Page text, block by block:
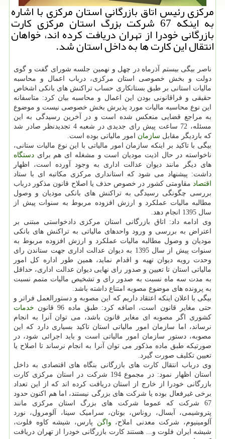
مرکزی رئیس اتاق بازرگانی استان مرکزی با اشاره
به اینکه 67 شرکت بزرگ استان مرکزی کارت
بازرگانی خودرا از تهران دریافت کرده اند، خواهان
انتقال این کارت ها به داخل استان شد.
ناصر بیگی بیستم آذرماه در چهل و نهمین جلسه شورای گفت و گوی
دولت و بخش خصوصی استان مرکزی، درباب اعمال و محاسبه
مالیات استانی بر طبق بستانکاری حساب تراکنش های بانکی اشخاص
حقیقی و فراقانونی بودن این اعمال و محاسبه بیان کرد: متاسفانه
این نوع محاسبه مالیات مورد پذیرش بخش خصوصی نیست و موضوع
به مراجع قضایی منعکس شده است و در آخرین رسیدگی به این
مسئله، 72 ساعت پیش رای جدیدی در شعبه 4 تجدیدنظر صادر شد
که باردیگر مقابل سازمان امور مالیاتی بوده است.
بیگی با تاکید بر اینکه سازمان امور مالیاتی با این نوع مالیات ستانی،
ناخواسته در حال اذیت مودیان است و مشغله ای هم برای دستگاه
های دیگر مانند دیوان عدالت اداری به وجود آورده است، اظهار
داشت: پیشنهاد می شود که استانداری مرکزی مکاتبه ای با ستاد
اقتصاد مقاومتی کشور در خصوص حذف یا اصلاح قانون مذکور درباب
بررسی چگونگی رسیدگی به تراکنش های بانکی مودیان و وصول
مطالبه مالیات عملکرد و ارزش افزوده مربوط به سنوات پیش از
سال 1395 انجام دهد.
وی ادامه داد: اتاق بازرگانی استان مرکزی دادخواستی مبتنی بر
اعتراض به بررسی و ورود واحدهای مالیاتی به تراکنش های بانکی
مودیان و وصول مطالبه مالیات عملکرد و ارزش افزوده مربوط به
سنوات پیش از سال 1395 به دیوان عدالت اداری جهت ستاندن رای
وحدت رویه دیوان تهیه و اقدام نماید، همین طور اداره کل امور
مالیاتی استان تا تعیین و صدور رای نهایی دیوان عدالت اداری، حداقل
به مدت سه ماه نسبت به صدور رای و تشخیص مالیات متمم نسبت
به پرونده های موضوع مصوبه امتناع داشته باشد.
بیگی با اعلان اینکه اعتقاد داریم که این مصوبه و دستورالعمل فراتر و
حتی مغایر قانون است، اضافه کرد: طبق ماده 96 قانون
خدمات
کشوری اگر مصوبه ای مغایر قانون باشد، می توان آنرا به انجام
نرساند، اما سازمان امور مالیاتی استان تاکید بسیاری دارد که این
مصوبه، دستور سازمان امور مالیاتی است و باید اجرائی شود، در
صورتیکه طبق ماده مذکور می توان آنرا به انجام نرساند تا اصلاح یا
تعیین تکلیف صورت گیرد.
وی درباب انتقال کارت های بازرگانی بنگاه های اقتصادی به داخل
استان اظهار نمود: در مجموع 194 شرکت در استان مرکزی کارت
بازرگانی خودرا از خارج از استان دریافت کرده اند که از این تعداد
برخی غیرفعال بوده یا شرکت های بزرگی نیستند، اما هم اکنون حدود
67 شرکت که عموما شرکت های بزرگ استان مرکزی مانند
پتروشیمی، آبسال، روناس، بوتان، سرامیک سینا، آلومرول، نورد
آلومینیوم، شرکت معدنی املاح، واگن پارس، شیشه کاوه فلوت،
شیشه ایران فلوت و... هستند کارت بازرگانی خودرا از تهران دریافت